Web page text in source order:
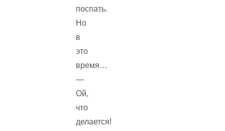
поспать.
Но
в
это
время…
—
Ой,
что
делается!